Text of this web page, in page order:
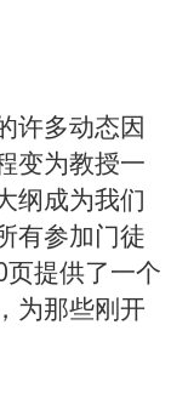
许多动态因
变为教授一
纲成为我们
有参加门徒
提供了一个
为那些刚开